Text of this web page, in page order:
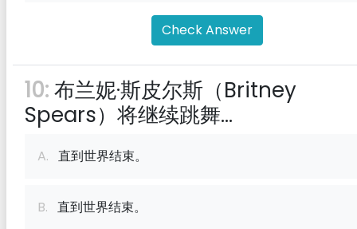
Check Answer
10:布兰妮·斯皮尔斯（Britney
Spears）将继续跳舞...
A. 直到世界结束。
B. 直到世界结束。